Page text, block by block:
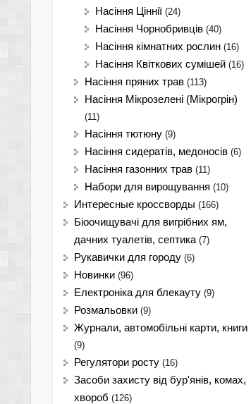
Насіння Ціннії (24)
Насіння Чорнобривців (40)
Насіння кімнатних рослин (16)
Насіння Квіткових сумішей (16)
Насіння пряних трав (113)
Насіння Мікрозелені (Мікрогрін)
(11)
Насіння тютюну (9)
Насіння сидератів, медоносів (6)
Насіння газонних трав (11)
Набори для вирощування (10)
Интересные кроссворды (166)
Біоочищувачі для вигрібних ям,
дачних туалетів, септика (7)
Рукавички для городу (6)
Новинки (96)
Електроніка для блекауту (9)
Розмальовки (9)
Журнали, автомобільні карти, книги
(9)
Регулятори росту (16)
Засоби захисту від бур'янів, комах,
хвороб (126)